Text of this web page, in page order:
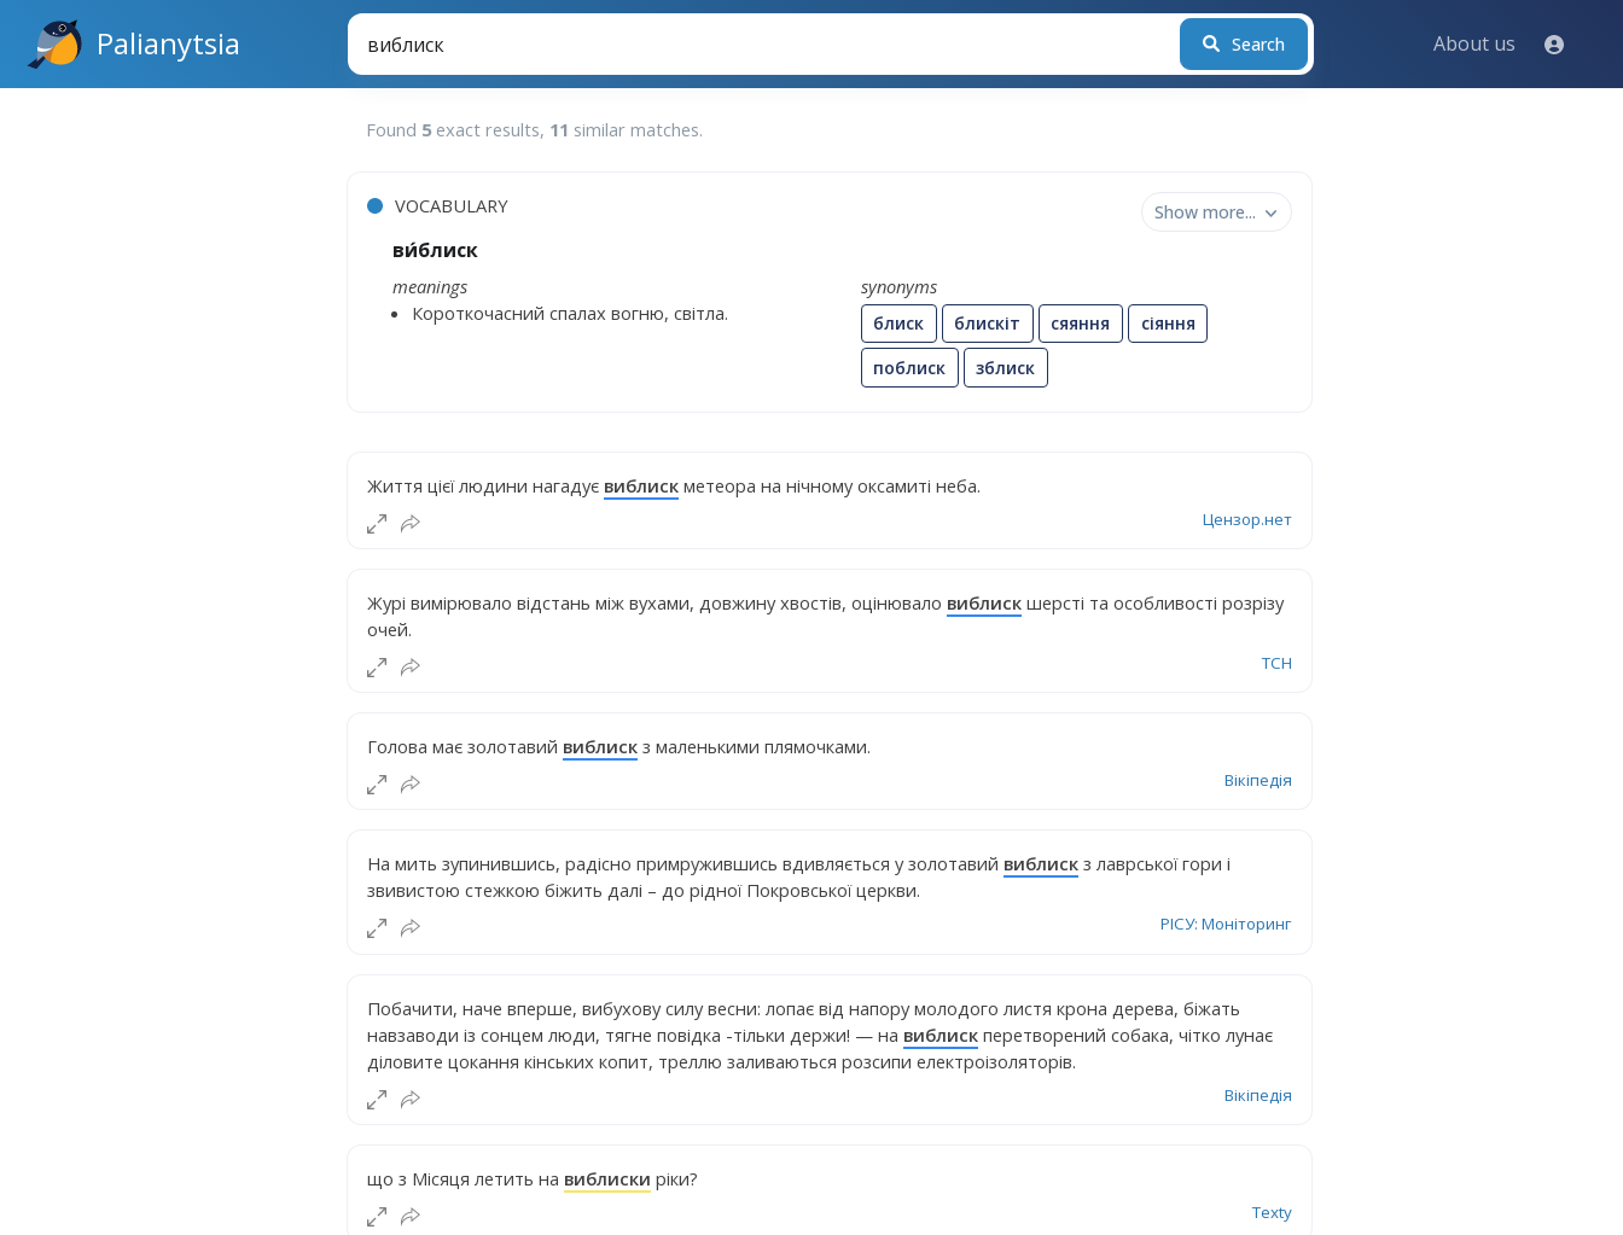
Palianytsia Search About us
Found 5 exact results, 11 similar matches.
VOCABULARY Show more...
ви́блиск
meanings
Короткочасний спалах вогню, світла.
synonyms
блиск блискіт сяяння
сіяння
поблиск
зблиск
Життя цієї людини нагадує виблиск метеора на нічному оксамиті неба.
Цензор.нет
Журі вимірювало відстань між вухами, довжину хвостів, оцінювало виблиск шерсті та особливості розрізу
очей.
ТСН
Голова має золотавий виблиск з маленькими плямочками.
Вікіпедія
На мить зупинившись, радісно примружившись вдивляється у золотавий виблиск з лаврської гори і
звивистою стежкою біжить далі – до рідної Покровської церкви.
РІСУ: Моніторинг
Побачити, наче вперше, вибухову силу весни: лопає від напору молодого листя крона дерева, біжать
навзаводи із сонцем люди, тягне повідка -тільки держи! — на виблиск перетворений собака, чітко лунає
діловите цокання кінських копит, треллю заливаються розсипи електроізоляторів.
Вікіпедія
що з Місяця летить на виблиски ріки?
Texty